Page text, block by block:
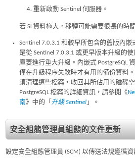
重新啟動 Sentinel 伺服器。
若 SI 資料極大，移轉可能需要很長的時
Sentinel 7.0.3.1 和較早所包含的舊版內嵌
是從 Sentinel 7.0.3.1 或更早版本升級的使
庫要進行重大升級。內嵌式 PostgreSQL
僅在升級程序失敗時才有用的備份資料
須清理這些檔案，收回其所佔用的磁碟
PostgreSQL 檔案的詳細資訊，請參閱《
南》中的「 升級 Sentinel 」。
安全組態管理員組態的文件更新
設定安全組態管理員 (SCM) 以傳送法規遵循資